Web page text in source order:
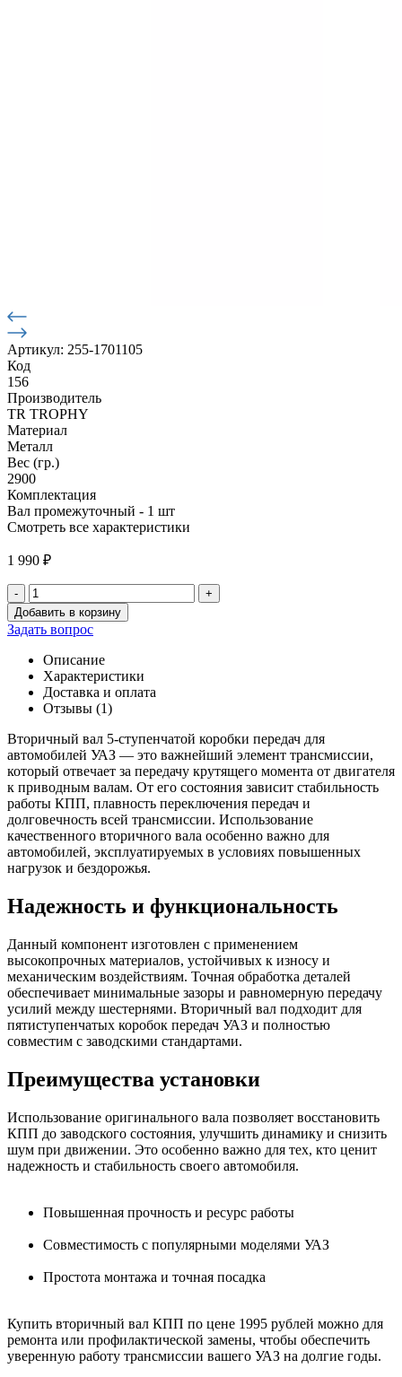
Артикул: 255-1701105
Код
156
Производитель
TR TROPHY
Материал
Металл
Вес (гр.)
2900
Комплектация
Вал промежуточный - 1 шт
Смотреть все характеристики
1 990 ₽
- +
Количество
товара
Вал
вторичный
ступ.
КПП
(V-
HH)
Добавить в корзину
Задать вопрос
Описание
Характеристики
Доставка и оплата
Отзывы (1)
Вторичный вал 5-ступенчатой коробки передач для
автомобилей УАЗ — это важнейший элемент трансмиссии,
который отвечает за передачу крутящего момента от двигателя
к приводным валам. От его состояния зависит стабильность
работы КПП, плавность переключения передач и
долговечность всей трансмиссии. Использование
качественного вторичного вала особенно важно для
автомобилей, эксплуатируемых в условиях повышенных
нагрузок и бездорожья.
Надежность и функциональность
Данный компонент изготовлен с применением
высокопрочных материалов, устойчивых к износу и
механическим воздействиям. Точная обработка деталей
обеспечивает минимальные зазоры и равномерную передачу
усилий между шестернями. Вторичный вал подходит для
пятиступенчатых коробок передач УАЗ и полностью
совместим с заводскими стандартами.
Преимущества установки
Использование оригинального вала позволяет восстановить
КПП до заводского состояния, улучшить динамику и снизить
шум при движении. Это особенно важно для тех, кто ценит
надежность и стабильность своего автомобиля.
Повышенная прочность и ресурс работы
Совместимость с популярными моделями УАЗ
Простота монтажа и точная посадка
Купить вторичный вал КПП по цене 1995 рублей можно для
ремонта или профилактической замены, чтобы обеспечить
уверенную работу трансмиссии вашего УАЗ на долгие годы.